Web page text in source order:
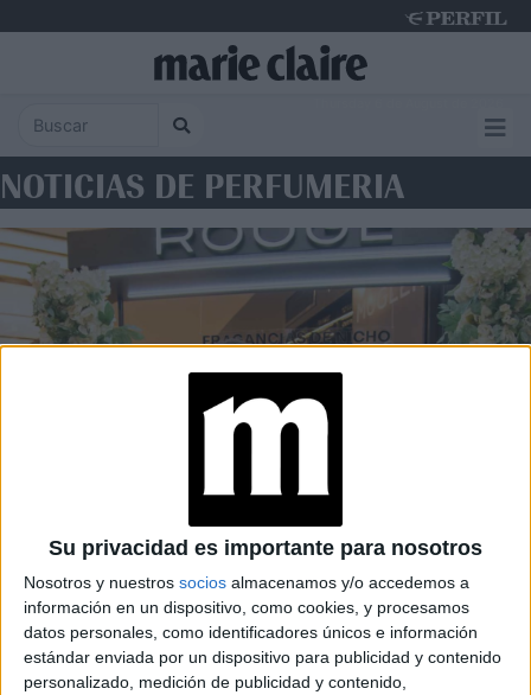
Su privacidad es importante para nosotros
Nosotros y nuestros socios almacenamos y/o accedemos a
información en un dispositivo, como cookies, y procesamos
datos personales, como identificadores únicos e información
estándar enviada por un dispositivo para publicidad y contenido
personalizado, medición de publicidad y contenido,
NOTICIAS DE PERFUMERIA
EXPERIENCIA
Perfumerías Rouge presenta
una edición inolvidable de
"Experiencias Beauty Trend"
Espacio Publicitario